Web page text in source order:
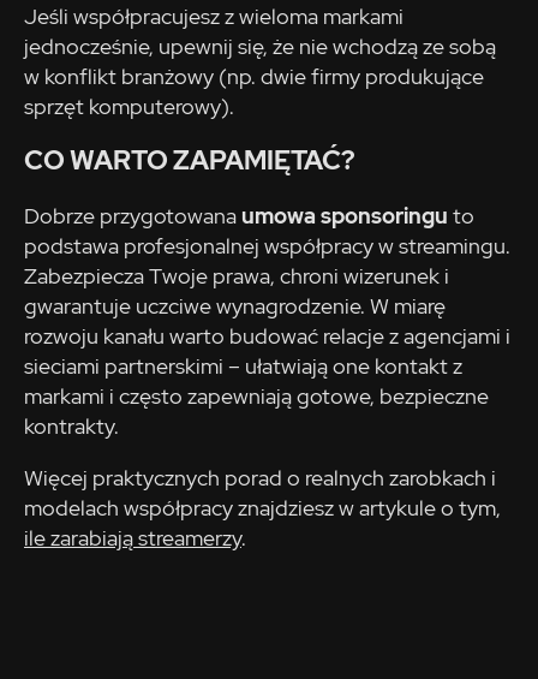
Jeśli współpracujesz z wieloma markami
jednocześnie, upewnij się, że nie wchodzą ze sobą
w konflikt branżowy (np. dwie firmy produkujące
sprzęt komputerowy).
CO WARTO ZAPAMIĘTAĆ?
Dobrze przygotowana umowa sponsoringu to
podstawa profesjonalnej współpracy w streamingu.
Zabezpiecza Twoje prawa, chroni wizerunek i
gwarantuje uczciwe wynagrodzenie. W miarę
rozwoju kanału warto budować relacje z agencjami i
sieciami partnerskimi – ułatwiają one kontakt z
markami i często zapewniają gotowe, bezpieczne
kontrakty.
Więcej praktycznych porad o realnych zarobkach i
modelach współpracy znajdziesz w artykule o tym,
ile zarabiają streamerzy.